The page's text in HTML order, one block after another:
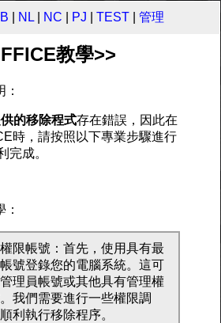
NL| NC PJ TEST 管理
教學>>
的移除程式存在錯誤，因此在
時，請按照以下專業步驟進行
完成。
限帳號：首先，使用具有最
號登錄您的電腦系統。這可
理員帳號或其他具有管理權
我們需要進行一些權限調
利執行移除程序。